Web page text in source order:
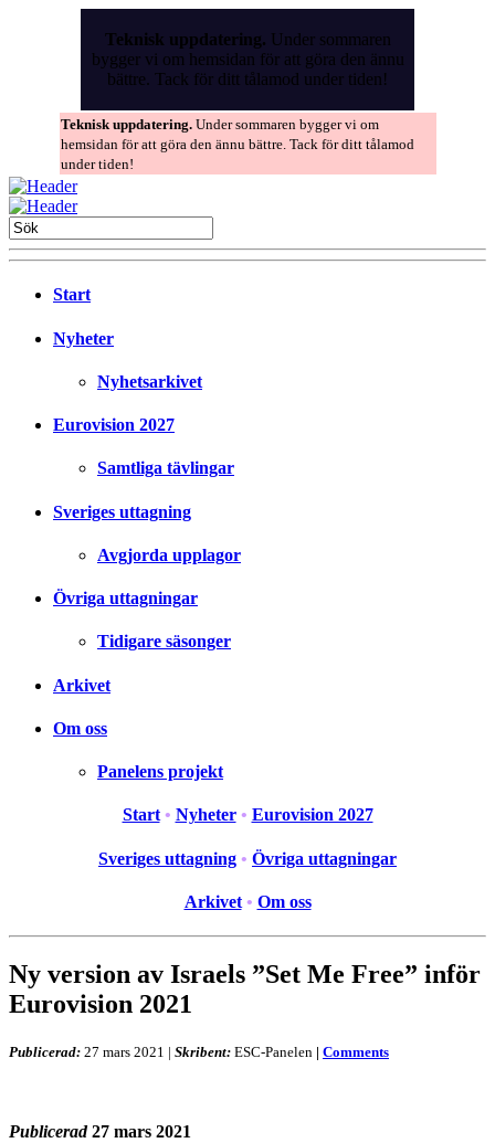
Teknisk uppdatering. Under sommaren
bygger vi om hemsidan för att göra den ännu
bättre. Tack för ditt tålamod under tiden!
Teknisk uppdatering. Under sommaren bygger vi om
hemsidan för att göra den ännu bättre. Tack för ditt tålamod
under tiden!
Start
Nyheter
Nyhetsarkivet
Eurovision 2027
Samtliga tävlingar
Sveriges uttagning
Avgjorda upplagor
Övriga uttagningar
Tidigare säsonger
Arkivet
Om oss
Panelens projekt
Start • Nyheter • Eurovision 2027
Sveriges uttagning • Övriga uttagningar
Arkivet • Om oss
Ny version av Israels ”Set Me Free” inför
Eurovision 2021
Publicerad: 27 mars 2021 | Skribent: ESC-Panelen | Comments
Publicerad 27 mars 2021